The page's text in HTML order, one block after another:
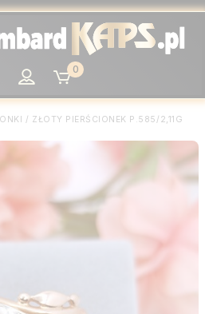
0
/ ZŁOTY PIERŚCIONEK P.585/2,11G